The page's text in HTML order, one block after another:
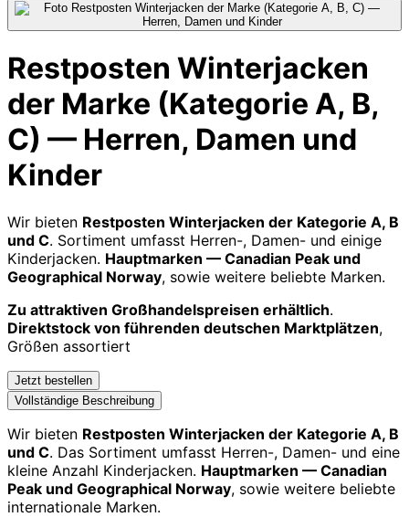
Restposten Winterjacken
der Marke (Kategorie A, B,
C) — Herren, Damen und
Kinder
Wir bieten Restposten Winterjacken der Kategorie A, B
und C. Sortiment umfasst Herren-, Damen- und einige
Kinderjacken. Hauptmarken — Canadian Peak und
Geographical Norway, sowie weitere beliebte Marken.
Zu attraktiven Großhandelspreisen erhältlich.
Direktstock von führenden deutschen Marktplätzen,
Größen assortiert
Jetzt bestellen
Vollständige Beschreibung
Wir bieten Restposten Winterjacken der Kategorie A, B
und C. Das Sortiment umfasst Herren-, Damen- und eine
kleine Anzahl Kinderjacken. Hauptmarken — Canadian
Peak und Geographical Norway, sowie weitere beliebte
internationale Marken.